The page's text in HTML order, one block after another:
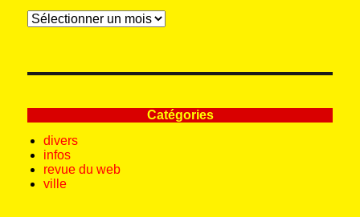
Archives
Catégories
divers
infos
revue du web
ville